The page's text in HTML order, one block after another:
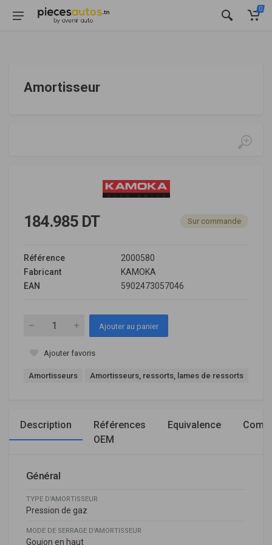
0
Amortisseur
184.985 DT Sur commande
Référence
2000580
Fabricant
KAMOKA
EAN
5902473057046
Ajouter au panier
Ajouter favoris
Amortisseurs Amortisseurs, ressorts, lames de ressorts
Description
Références
OEM
Equivalence
Général
TYPE D'AMORTISSEUR
Pression de gaz
MODE DE SERRAGE D'AMORTISSEUR
Goujon en haut